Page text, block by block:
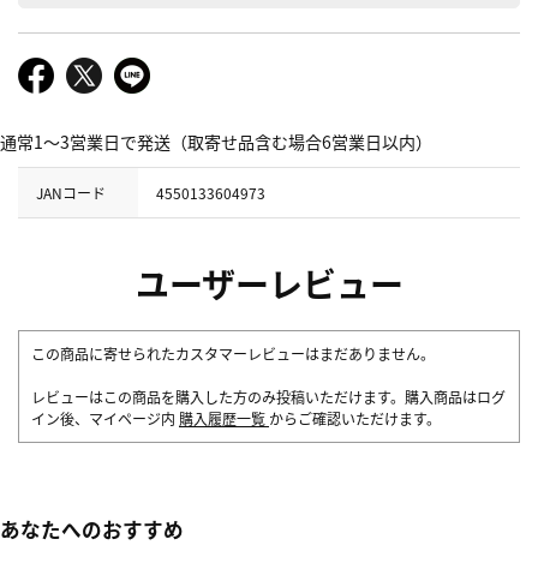
通常1～3営業日で発送（取寄せ品含む場合6営業日以内）
JANコード 4550133604973
ユーザーレビュー
この商品に寄せられたカスタマーレビューはまだありません。
レビューはこの商品を購入した方のみ投稿いただけます。購入商品はログ
イン後、マイページ内 購入履歴一覧 からご確認いただけます。
あなたへのおすすめ